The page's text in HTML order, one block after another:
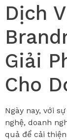
Dịch
Giải
Cho
Ngày nay, với
nghệ, doanh
quả để cải